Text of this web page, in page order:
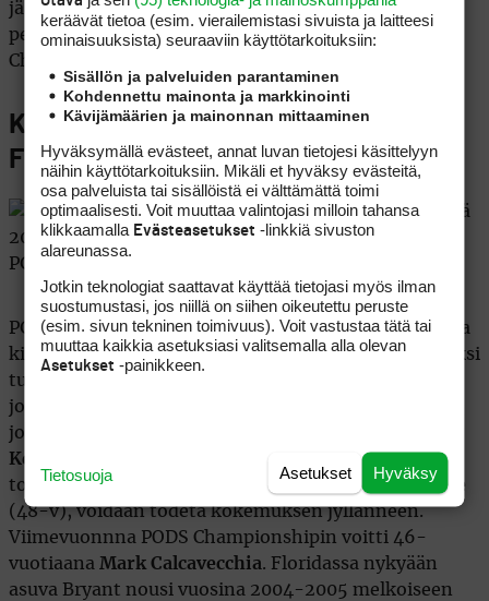
jäämässä rannalle, kahden viikon päästä Doralissa
pelattavasta World Golf Championships  CA
Championshipistä. Marko Kuivasaari (8.3.2008)
Kokemus jyll&#228,&#228,
Floridassa
PGA Tourilla jouduttiin torstaina, vasta kauden 11:ssa
kilpailussa pistämään ensimmäistä kertaa pelit pariksi
tunniksi seis sateen vuoksi. Niinpä kierrosta
joudutaan jatkamaan perjantaina.
johtaa kintereillään niinikään reilusti nelikymppiset
Kenny Perry
. Kun listaan lisätään
top-ten miehet
Tom Pernice
(48-v), voidaan todeta kokemuksen jyllänneen.
Viimevuonnna PODS Championshipin voitti 46-
vuotiaana Mark Calcavecchia. Floridassa nykyään
asuva Bryant nousi vuosina 2004-2005 melkoiseen
keräävät tietoa (esim. vierailemis­tasi sivuista ja laitteesi
ominaisuuk­sista) seuraaviin käyttötarkoituksiin:
Sisällön ja palveluiden parantaminen
Kohdennettu mainonta ja markkinointi
Kävijämäärien ja mainonnan mittaaminen
Hyväksymällä evästeet, annat luvan tietojesi käsittelyyn
näihin käyttötarkoituksiin. Mikäli et hyväksy evästeitä,
osa palveluista tai sisällöistä ei välttämättä toimi
optimaalisesti. Voit muuttaa valintojasi milloin tahansa
klikkaamalla Evästeasetukset -linkkiä sivuston
alareunassa.
Jotkin teknologiat saattavat käyttää tietojasi myös ilman
suostumustasi, jos niillä on siihen oikeutettu peruste
(esim. sivun tekninen toimivuus). Voit vastustaa tätä tai
muuttaa kaikkia asetuksiasi valitsemalla alla olevan
Asetukset -painikkeen.
Hyväksy
Asetukset
Tietosuoja